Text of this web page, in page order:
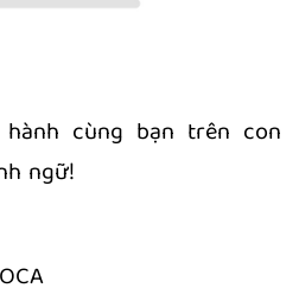
cùng bạn trên con
ngữ!